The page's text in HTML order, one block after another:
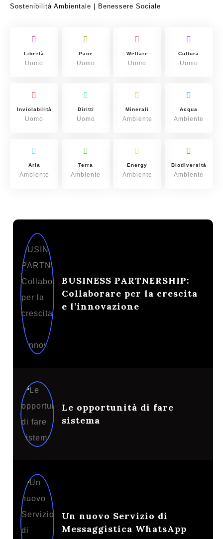
Sostenibilità Ambientale | Benessere Sociale
Libertà
Uomo
Pace
Uomo
Welfare
Uomo
Cultura
Uomo
Inviolabilità
Uomo
Diritti
Uomo
Minerali
Ambiente
Acqua
Ambiente
Aria
Ambiente
Terra
Ambiente
Energy
Ambiente
Biodiversità
Ambiente
BUSINESS PARTNERSHIP:
Collaborare per la crescita
e l’innovazione
Le opportunità di fare
sistema
Un nuovo Servizio di
Messaggistica WhatsApp